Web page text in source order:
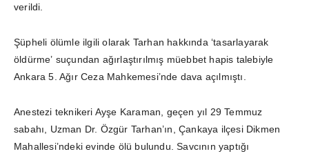
verildi.
Şüpheli ölümle ilgili olarak Tarhan hakkında ‘tasarlayarak
öldürme’ suçundan ağırlaştırılmış müebbet hapis talebiyle
Ankara 5. Ağır Ceza Mahkemesi’nde dava açılmıştı.
Anestezi teknikeri Ayşe Karaman, geçen yıl 29 Temmuz
sabahı, Uzman Dr. Özgür Tarhan’ın, Çankaya ilçesi Dikmen
Mahallesi’ndeki evinde ölü bulundu. Savcının yaptığı